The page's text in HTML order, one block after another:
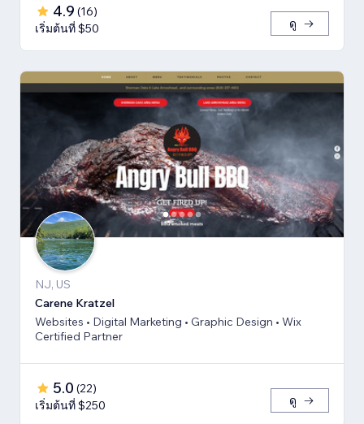
4.9 (16)
เริ่มต้นที่ $50
ดู
NJ, US
Carene Kratzel
Websites • Digital Marketing • Graphic Design • Wix
Certified Partner
5.0 (22)
เริ่มต้นที่ $250
ดู